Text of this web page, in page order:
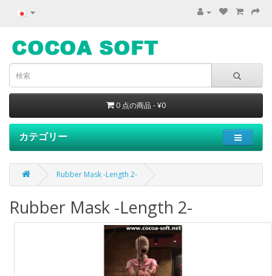
0 点の商品 - ¥0
カテゴリー
Rubber Mask -Length 2-
Rubber Mask -Length 2-